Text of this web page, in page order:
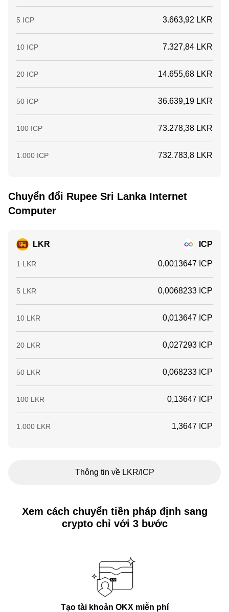
5 ICP 3.663,92 LKR
10 ICP 7.327,84 LKR
20 ICP 14.655,68 LKR
50 ICP 36.639,19 LKR
100 ICP 73.278,38 LKR
1.000 ICP 732.783,8 LKR
Chuyển đổi Rupee Sri Lanka Internet
Computer
LKR ICP
1 LKR 0,0013647 ICP
5 LKR 0,0068233 ICP
10 LKR 0,013647 ICP
20 LKR 0,027293 ICP
50 LKR 0,068233 ICP
100 LKR 0,13647 ICP
1.000 LKR 1,3647 ICP
Thông tin về LKR/ICP
Xem cách chuyển tiền pháp định sang
crypto chỉ với 3 bước
Tạo tài khoản OKX miễn phí